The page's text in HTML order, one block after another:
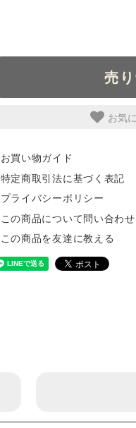
売
お気
お買い物ガイド
特定商取引法に基づく表記
プライバシーポリシー
この商品について問い合わせ
この商品を友達に教える